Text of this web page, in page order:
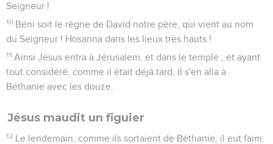
Seigneur !
10 Béni soit le règne de David notre père, qui vient au nom
du Seigneur ! Hosanna dans les lieux très hauts !
11 Ainsi Jésus entra à Jérusalem, et dans le temple ; et ayant
tout considéré, comme il était déjà tard, il s'en alla à
Béthanie avec les douze.
Jésus maudit un figuier
12 Le lendemain, comme ils sortaient de Béthanie, il eut faim.